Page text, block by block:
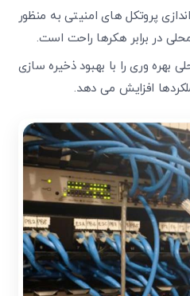
پروتکل های امنیتی به منظور
در برابر هکرها راحت است.
بهره وری را با بهبود ذخیره سازی
افزایش می دهد.